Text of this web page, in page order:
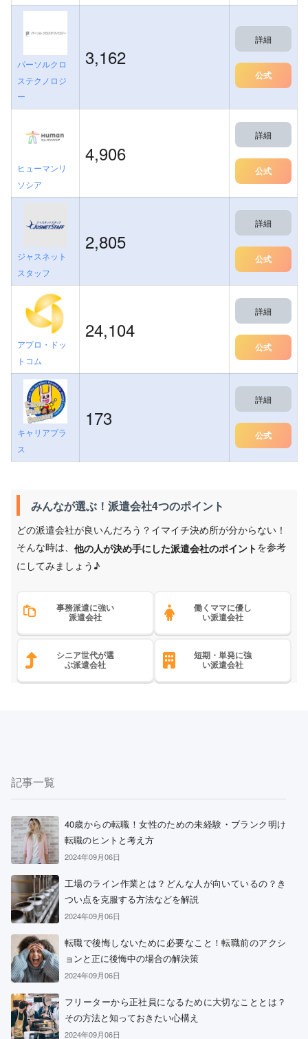
パーソルクロ
ステクノロジ
ー
3,162
詳細
公式
ヒューマンリ
ソシア
4,906
詳細
公式
ジャスネット
スタッフ
2,805
詳細
公式
アプロ・ドッ
トコム
24,104
詳細
公式
キャリアプラ
ス
173
詳細
公式
みんなが選ぶ！派遣会社4つのポイント
どの派遣会社が良いんだろう？イマイチ決め所が分からない！
そんな時は、 他の人が決め手にした派遣会社のポイントを参考
にしてみましょう♪
事務派遣に強い
派遣会社
働くママに優し
い派遣会社
シニア世代が選
ぶ派遣会社
短期・単発に強
い派遣会社
記事一覧
40歳からの転職！女性のための未経験・ブランク明け
転職のヒントと考え方
2024年09月06日
工場のライン作業とは？どんな人が向いているの？き
つい点を克服する方法などを解説
2024年09月06日
転職で後悔しないために必要なこと！転職前のアクシ
ョンと正に後悔中の場合の解決策
2024年09月06日
フリーターから正社員になるために大切なこととは？
その方法と知っておきたい心構え
2024年09月06日